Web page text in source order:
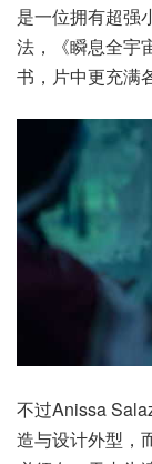
是一位拥有超强
法，《瞬息全宇
书，片中更充满
不过Anissa
造与设计外型，